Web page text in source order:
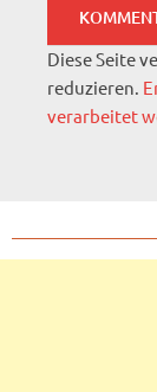
Diese Seite
reduzieren.
verarbeitet